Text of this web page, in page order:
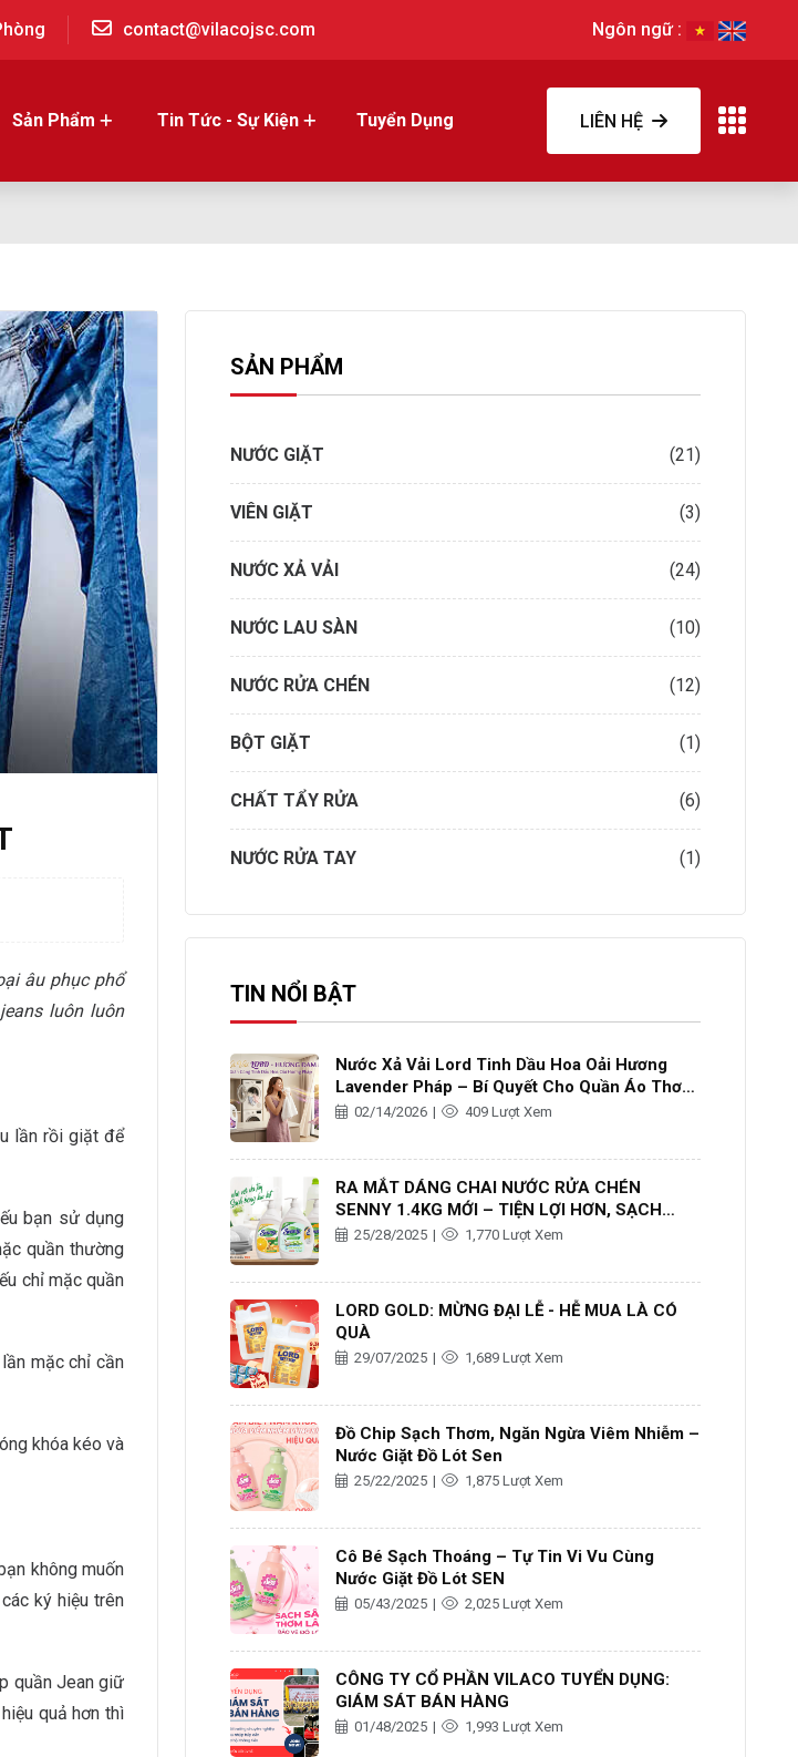
contact@vilacojsc.com Ngôn ngữ :
Sản Phẩm Tin Tức - Sự Kiện Tuyển Dụng LIÊN HỆ
âu phục phổ
luôn luôn
lần rồi giặt để
bạn sử dụng
quần thường
chỉ mặc quần
mặc chỉ cần
khóa kéo và
không muốn
ký hiệu trên
quần Jean giữ
quả hơn thì
SẢN PHẨM
NƯỚC GIẶT (21)
VIÊN GIẶT (3)
NƯỚC XẢ VẢI (24)
NƯỚC LAU SÀN (10)
NƯỚC RỬA CHÉN (12)
BỘT GIẶT (1)
CHẤT TẨY RỬA (6)
NƯỚC RỬA TAY (1)
TIN NỔI BẬT
Nước Xả Vải Lord Tinh Dầu Hoa Oải Hương
Lavender Pháp – Bí Quyết Cho Quần Áo Thơm
Lâu, Mềm Mại
02/14/2026 | 409 Lượt Xem
RA MẮT DÁNG CHAI NƯỚC RỬA CHÉN
SENNY 1.4KG MỚI – TIỆN LỢI HƠN, SẠCH
THƠM HƠN
25/28/2025 | 1,770 Lượt Xem
LORD GOLD: MỪNG ĐẠI LỄ - HỄ MUA LÀ CÓ
QUÀ
29/07/2025 | 1,689 Lượt Xem
Đồ Chip Sạch Thơm, Ngăn Ngừa Viêm Nhiễm –
Nước Giặt Đồ Lót Sen
25/22/2025 | 1,875 Lượt Xem
Cô Bé Sạch Thoáng – Tự Tin Vi Vu Cùng
Nước Giặt Đồ Lót SEN
05/43/2025 | 2,025 Lượt Xem
CÔNG TY CỔ PHẦN VILACO TUYỂN DỤNG:
GIÁM SÁT BÁN HÀNG
01/48/2025 | 1,993 Lượt Xem